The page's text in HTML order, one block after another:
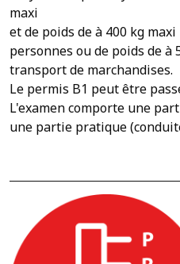
maxi
et de poids de à 400 kg
personnes ou de poids de à
transport de marchandises.
Le permis B1 peut être
L'examen comporte une
une partie pratique